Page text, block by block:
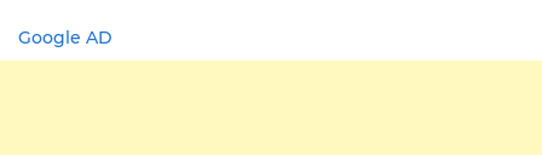
Google AD